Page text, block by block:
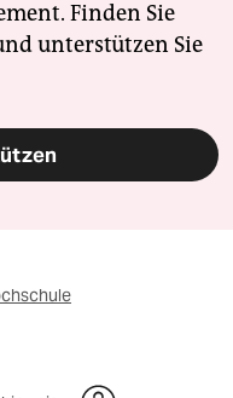
Finden Sie
unterstützen Sie